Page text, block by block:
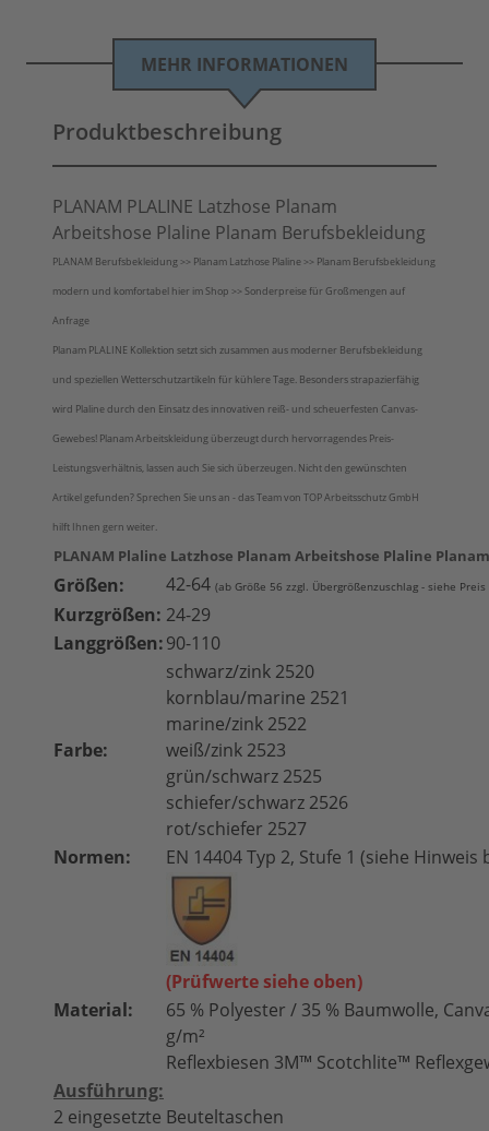
MEHR INFORMATIONEN
Produktbeschreibung
PLANAM PLALINE Latzhose Planam
Arbeitshose Plaline Planam Berufsbekleidung
PLANAM Berufsbekleidung >> Planam Latzhose Plaline >> Planam Berufsbekleidung
modern und komfortabel hier im Shop >> Sonderpreise für Großmengen auf
Anfrage
Planam PLALINE Kollektion setzt sich zusammen aus moderner Berufsbekleidung
und speziellen Wetterschutzartikeln für kühlere Tage. Besonders strapazierfähig
wird Plaline durch den Einsatz des innovativen reiß- und scheuerfesten Canvas-
Gewebes! Planam Arbeitskleidung überzeugt durch hervorragendes Preis-
Leistungsverhältnis, lassen auch Sie sich überzeugen. Nicht den gewünschten
Artikel gefunden? Sprechen Sie uns an - das Team von TOP Arbeitsschutz GmbH
hilft Ihnen gern weiter.
PLANAM Plaline Latzhose Planam Arbeitshose Plaline
Größen: 42-64 (ab Größe 56 zzgl. Übergrößenzuschlag - siehe
Kurzgrößen: 24-29
Langgrößen:90-110
Farbe:
schwarz/zink 2520
kornblau/marine 2521
marine/zink 2522
weiß/zink 2523
grün/schwarz 2525
schiefer/schwarz 2526
rot/schiefer 2527
Normen:
EN 14404 Typ 2, Stufe 1 (siehe
(Prüfwerte siehe oben)
Material:
65 % Polyester / 35 % Baumwolle,
g/m²
Reflexbiesen 3M™ Scotchlite™
Ausführung:
2 eingesetzte Beuteltaschen